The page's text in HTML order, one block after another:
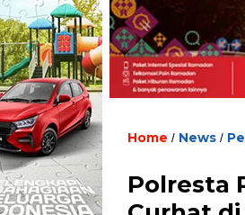
Home / News /
Polresta